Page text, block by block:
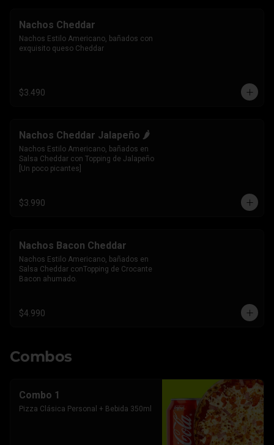
Nachos Cheddar
Nachos Estilo Americano, bañados con
exquisito queso Cheddar
$3.490
Nachos Cheddar Jalapeño 🌶️
Nachos Estilo Americano, bañados en
Salsa Cheddar con Topping de Jalapeño
[Un poco picantes]
$3.990
Nachos Bacon Cheddar
Nachos Estilo Americano, bañados en
Salsa Cheddar conTopping de Crocante
Bacon ahumado.
$4.990
Combos
Combo 1
Pizza Clásica Personal + Bebida 350ml